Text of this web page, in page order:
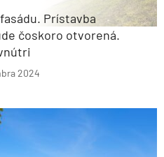
Prístavba
čoskoro otvorená.
2024